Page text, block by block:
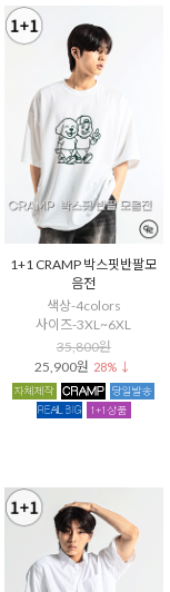
1+1 CRAMP 박스핏반팔모
음전
색상-4colors
사이즈-3XL~6XL
35,800원
25,900원 28% ↓